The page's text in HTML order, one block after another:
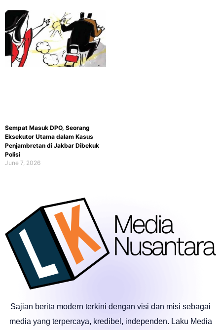
Sempat Masuk DPO, Seorang
Eksekutor Utama dalam Kasus
Penjambretan di Jakbar Dibekuk
Polisi
June 7, 2026
Sajian berita modern terkini dengan visi dan misi sebagai
media yang terpercaya, kredibel, independen. Laku Media